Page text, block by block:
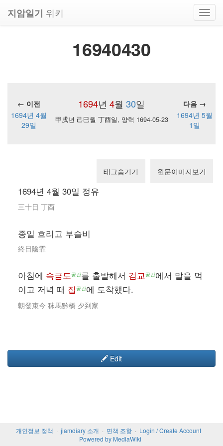
지암일기 위키
16940430
1694년 4월 30일
← 이전
다음 →
1694년 4월
29일
甲戌년 己巳월 丁酉일, 양력 1694-05-23
1694년 5월
1일
태그숨기기 원문이미지보기
1694년 4월 30일 정유
三十日 丁酉
종일 흐리고 부슬비
終日陰霏
아침에 속금도공간를 출발해서 검교공간에서 말을 먹
이고 저녁 때 집 공간에 도착했다.
朝發束今 秣馬黔橋 夕到家
Edit
개인정보 정책 jiamdiary 소개 면책 조항
Login / Create Account
Powered by MediaWiki